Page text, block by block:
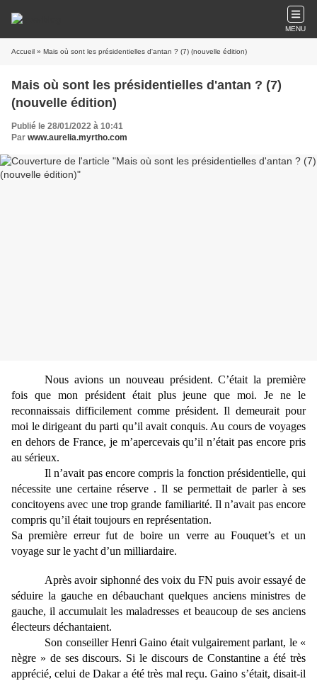
MENU
Accueil » Mais où sont les présidentielles d'antan ? (7) (nouvelle édition)
Mais où sont les présidentielles d'antan ? (7)
(nouvelle édition)
Publié le 28/01/2022 à 10:41
Par www.aurelia.myrtho.com
Nous avions un nouveau président. C’était la première
fois que mon président était plus jeune que moi. Je ne le
reconnaissais difficilement comme président. Il demeurait pour
moi le dirigeant du parti qu’il avait conquis. Au cours de voyages
en dehors de France, je m’apercevais qu’il n’était pas encore pris
au sérieux.
Il n’avait pas encore compris la fonction présidentielle, qui
nécessite une certaine réserve . Il se permettait de parler à ses
concitoyens avec une trop grande familiarité. Il n’avait pas encore
compris qu’il était toujours en représentation.
Sa première erreur fut de boire un verre au Fouquet’s et un
voyage sur le yacht d’un milliardaire.
Après avoir siphonné des voix du FN puis avoir essayé de
séduire la gauche en débauchant quelques anciens ministres de
gauche, il accumulait les maladresses et beaucoup de ses anciens
électeurs déchantaient.
Son conseiller Henri Gaino était vulgairement parlant, le «
nègre » de ses discours. Si le discours de Constantine a été très
apprécié, celui de Dakar a été très mal reçu. Gaino s’était, disait-il